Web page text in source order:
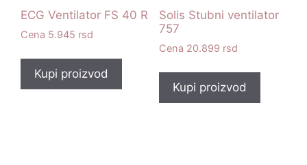
ECG Ventilator FS 40 R
5.945 rsd
Kupi proizvod
Solis Stubni ventilator
757
20.899 rsd
Kupi proizvod